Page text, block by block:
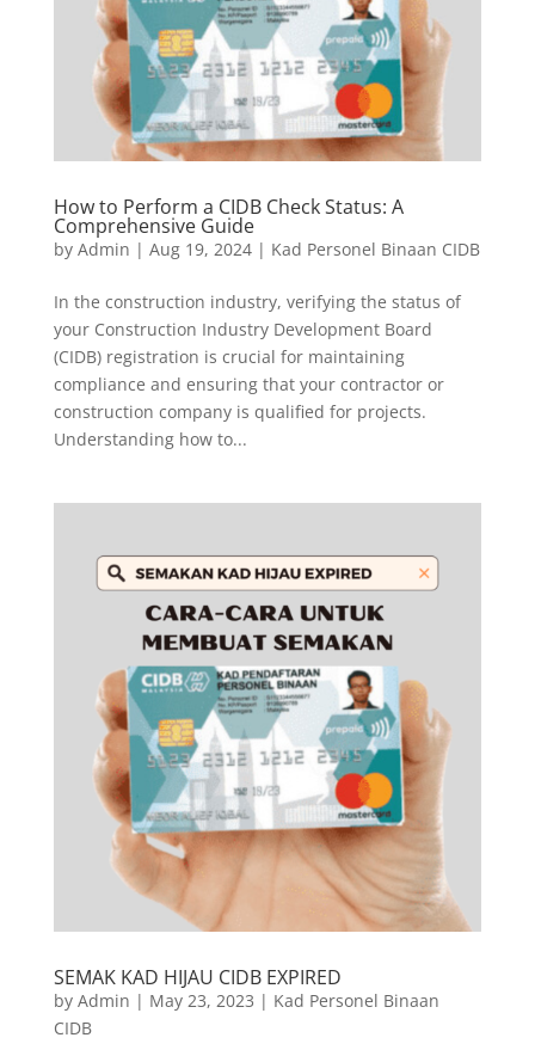
How to Perform a CIDB Check Status: A
Comprehensive Guide
by Admin | Aug 19, 2024| Kad Personel Binaan CIDB
In the construction industry, verifying the status of
your Construction Industry Development Board
(CIDB) registration is crucial for maintaining
compliance and ensuring that your contractor or
construction company is qualified for projects.
Understanding how to...
SEMAK KAD HIJAU CIDB EXPIRED
by Admin | May 23, 2023 | Kad Personel Binaan
CIDB